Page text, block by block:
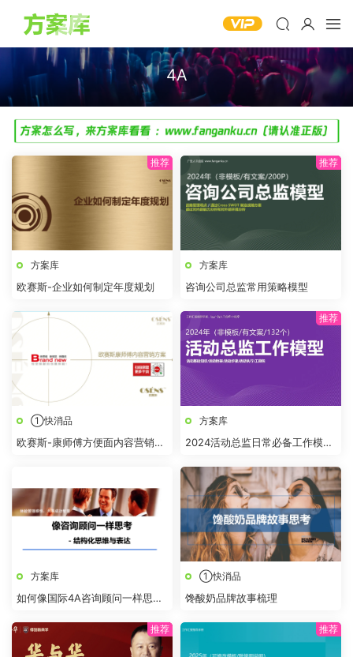
4A
方案库
欧赛斯-企业如何制定年度规划
方案库
咨询公司总监常用策略模型
①快消品
欧赛斯-康师傅方便面内容营销口
方案库
2024活动总监日常必备工作模型
方案库
如何像国际4A咨询顾问一样思
①快消品
馋酸奶品牌故事梳理